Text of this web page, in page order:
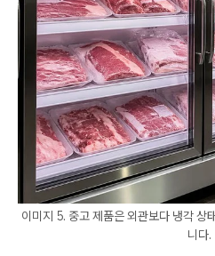
이미지 5. 중고 제품은 외관보다 냉각 상
니다.